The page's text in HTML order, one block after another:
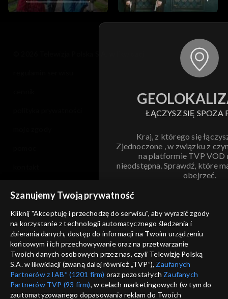
ŁĄCZYSZ SIĘ SPOZA
Kraj, z którego się
Zjednoczone , w związku z
na platformie TVP VOD
nieodstępna. Sprawdź, które
obejrzeć.
ANULUJ
informacje o dostawcy usług
Szanujemy Twoją prywatność
Kliknij "Akceptuję i przechodzę do serwisu", aby wyrazić zgody
na korzystanie z technologii automatycznego śledzenia i
zbierania danych, dostęp do informacji na Twoim urządzeniu
końcowym i ich przechowywanie oraz na przetwarzanie
Twoich danych osobowych przez nas, czyli Telewizję Polską
S.A. w likwidacji (zwaną dalej również „TVP”), Zaufanych
Partnerów z IAB* (1201 firm) oraz pozostałych Zaufanych
Partnerów TVP (93 firm), w celach marketingowych (w tym do
zautomatyzowanego dopasowania reklam do Twoich